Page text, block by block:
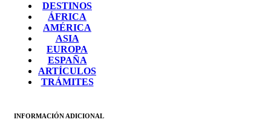
DESTINOS
ÁFRICA
AMÉRICA
ASIA
EUROPA
ESPAÑA
ARTÍCULOS
TRÁMITES
INFORMACIÓN ADICIONAL